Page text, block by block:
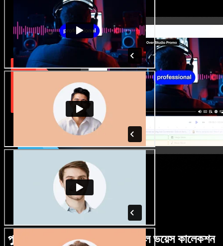
পুরুষ-নারী ভেদে নানান উচ্চারণে বিশাল ভয়েস কালেকশন